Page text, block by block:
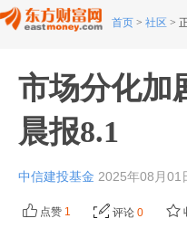
首页 > 社区 >
市场分化加
晨报8.1
中信建投基金 2025年08月01
点赞 1 评论 0